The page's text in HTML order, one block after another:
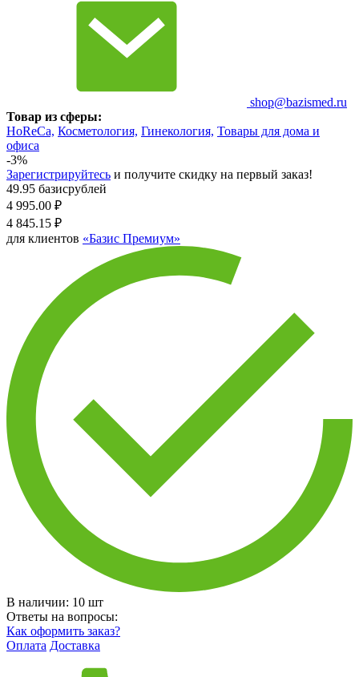
shop@bazismed.ru
Товар из сферы:
HoReCa, Косметология, Гинекология, Товары для дома и
офиса
-3%
Зарегистрируйтесь и получите скидку на первый заказ!
49.95 базисрублей
4 995.00 ₽
4 845.15 ₽
для клиентов «Базис Премиум»
В наличии: 10 шт
Ответы на вопросы:
Как оформить заказ?
Оплата Доставка